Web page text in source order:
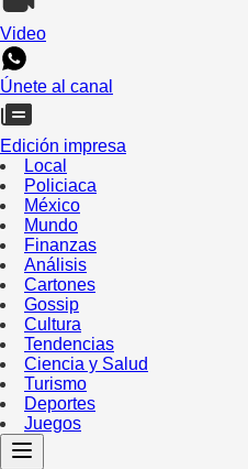
Video
Únete al canal
Edición impresa
Local
Policiaca
México
Mundo
Finanzas
Análisis
Cartones
Gossip
Cultura
Tendencias
Ciencia y Salud
Turismo
Deportes
Juegos